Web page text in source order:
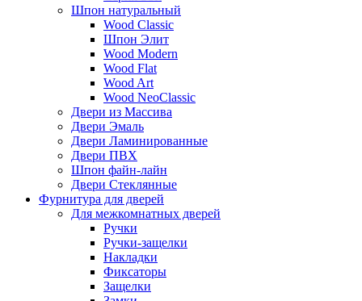
Шпон натуральный
Wood Classic
Шпон Элит
Wood Modern
Wood Flat
Wood Art
Wood NeoClassic
Двери из Массива
Двери Эмаль
Двери Ламинированные
Двери ПВХ
Шпон файн-лайн
Двери Стеклянные
Фурнитура для дверей
Для межкомнатных дверей
Ручки
Ручки-защелки
Накладки
Фиксаторы
Защелки